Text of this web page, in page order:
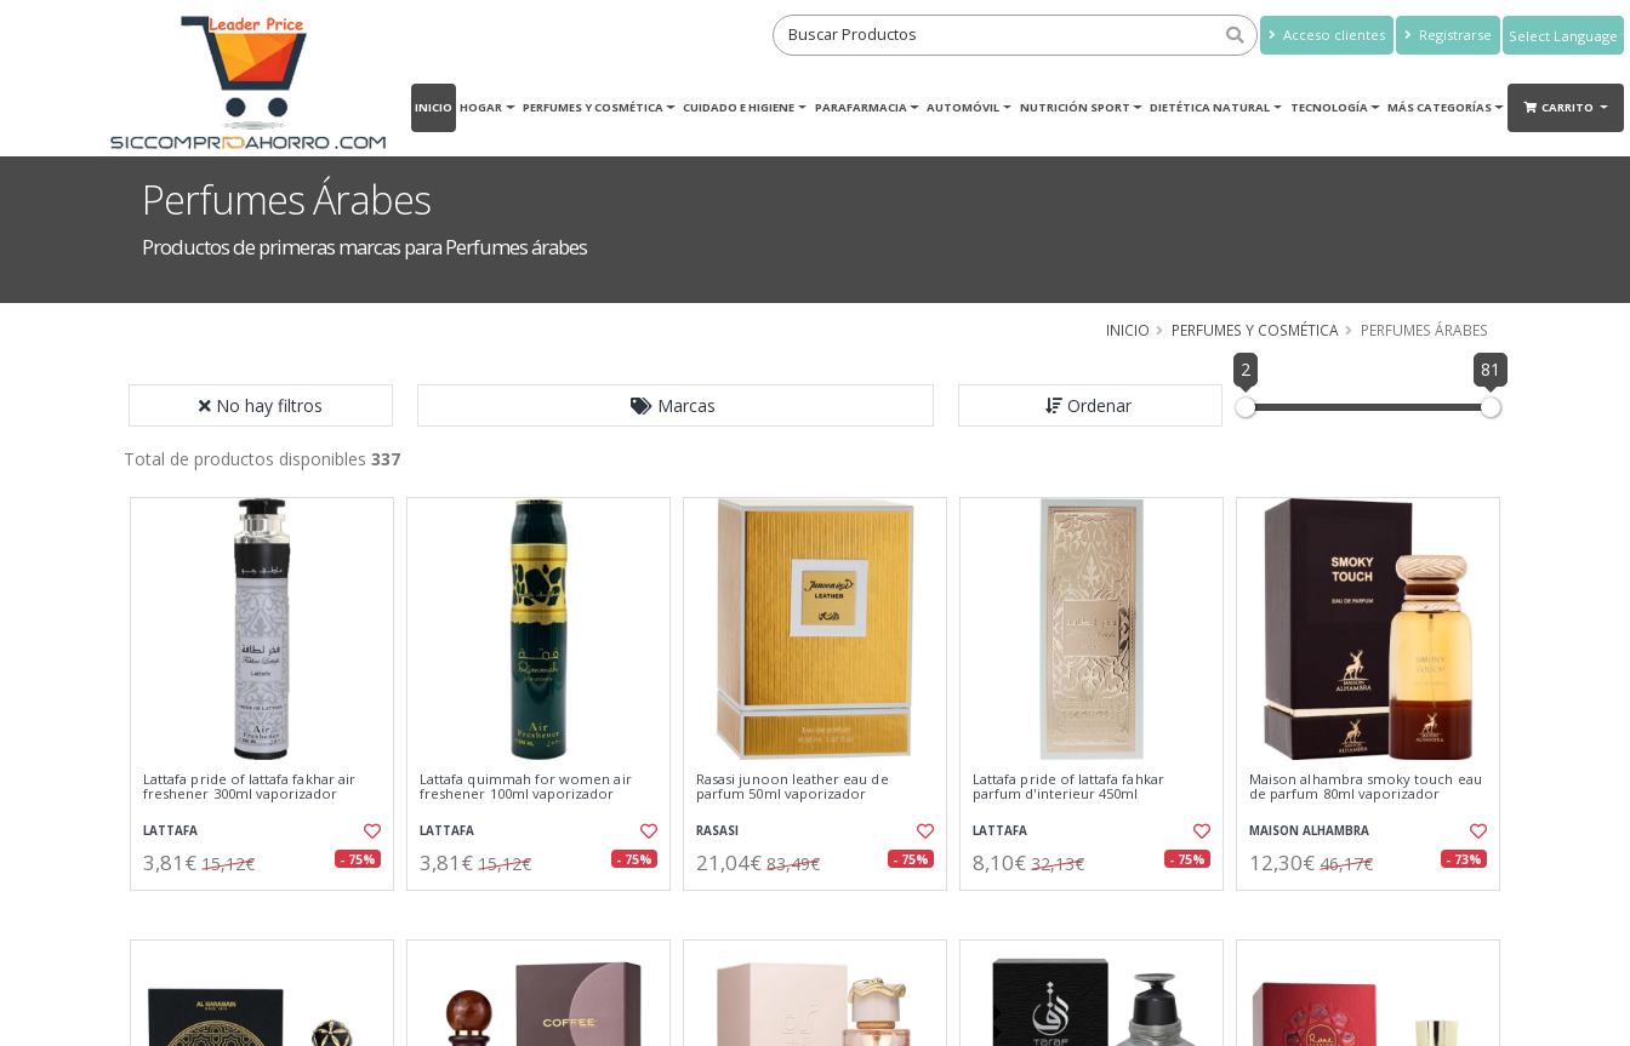
Acceso clientes Registrarse
Translate
INICIO HOGAR PERFUMES Y COSMÉTICA CUIDADO E HIGIENE PARAFARMACIA AUTOMÓVIL NUTRICIÓN SPORT DIETÉTICA NATURAL TECNOLOGÍA MÁS CATEGORÍAS CARRITO
Perfumes Árabes
Productos de primeras marcas para Perfumes árabes
INICIO PERFUMES Y COSMÉTICA PERFUMES ÁRABES
No hay filtros Marcas Ordenar
2 81
Total de productos disponibles 337
Lattafa pride of lattafa fakhar air
freshener 300ml vaporizador
LATTAFA
3,81€ 15,12€ - 75%
Lattafa quimmah for women air
freshener 100ml vaporizador
LATTAFA
3,81€ 15,12€ - 75%
Rasasi junoon leather eau de
parfum 50ml vaporizador
RASASI
21,04€ 83,49€ - 75%
Lattafa pride of lattafa fahkar
parfum d'interieur 450ml
LATTAFA
8,10€ 32,13€ - 75%
Maison alhambra smoky touch eau
de parfum 80ml vaporizador
MAISON ALHAMBRA
12,30€ 46,17€ - 73%